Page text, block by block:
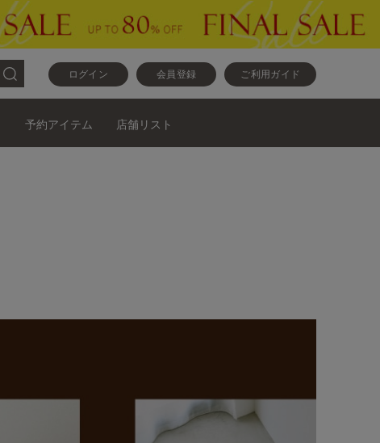
ログイン 会員登録 ご利用ガイド
予約アイテム 店舗リスト